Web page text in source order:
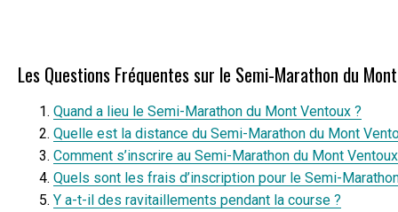
Les Questions Fréquentes sur le Semi-Marathon du
Quand a lieu le Semi-Marathon du Mont Ventoux ?
Quelle est la distance du Semi-Marathon du Mont
Comment s’inscrire au Semi-Marathon du Mont
Quels sont les frais d’inscription pour le Semi-
Y a-t-il des ravitaillements pendant la course ?